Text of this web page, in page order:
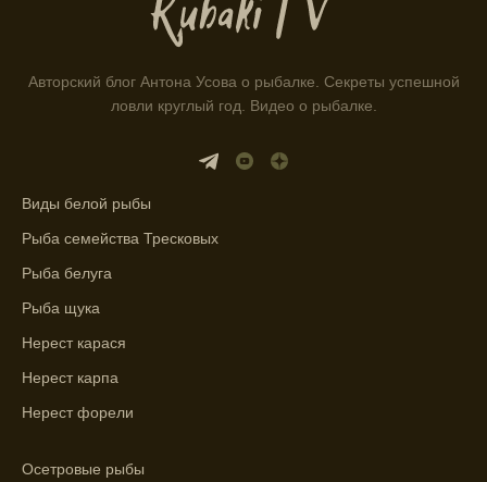
Находитесь в Московской области? Это
прекрасное место для рыбалки, и прогноз
Прогноз клева учитывает разные факторы,
Я всегда учитываю фазы луны и погодные
условия при выборе дня для рыбалки.
Прогноз клева учитывает фазы луны и
точных результатов.
успешно ловить рыбу в Московской
области.
Сегодняшний прогноз клева на реке
Авторский блог Антона Усова о рыбалке. Секреты успешной
ловли круглый год. Видео о рыбалке.
Виды белой рыбы
Рыба семейства Тресковых
Рыба белуга
Рыба щука
Нерест карася
Нерест карпа
Нерест форели
Осетровые рыбы